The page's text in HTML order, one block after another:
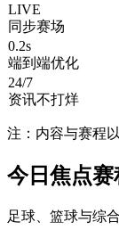
LIVE
同步赛场
0.2s
端到端优化
24/7
资讯不打烊
注：内容与赛程
今日焦点赛
足球、篮球与综